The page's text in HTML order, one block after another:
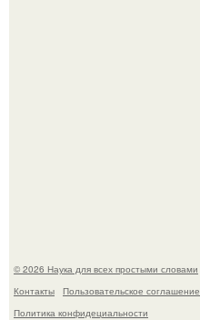
© 2026 Наука для всех простыми словами
Контакты
Пользовательское соглашение
Политика конфидециальности